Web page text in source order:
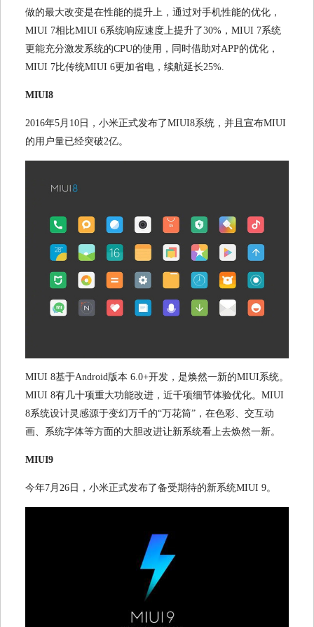
做的最大改变是在性能的提升上，通过对手机性能的优化，
MIUI 7相比MIUI 6系统响应速度上提升了30% ， MIUI 7系统
更能充分激发系统的CPU的使用，同时借助对APP的优化，
MIUI 7比传统MIUI 6更加省电，续航延长25%.
MIUI8
2016年5 月 10日，小米正式发布了MIUI8系统，并且宣布MIUI
的用户量已经突破2亿。
MIUI 8基于Android版本 6.0+开发，是焕然一新的MIUI系统。
MIUI 8有几十项重大功能改进，近千项细节体验优化。 MIUI
8系统设计灵感源于变幻万千的“万花筒”，在色彩、交互动
画、系统字体等方面的大胆改进让新系统看上去焕然一新。
MIUI9
今年7月 26 日，小米正式发布了备受期待的新系统MIUI 9。